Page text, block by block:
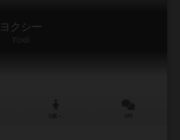
ヨクシー
Yoxii